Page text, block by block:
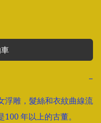
−
浮雕，髮絲和衣紋曲線流
年以上的古董。